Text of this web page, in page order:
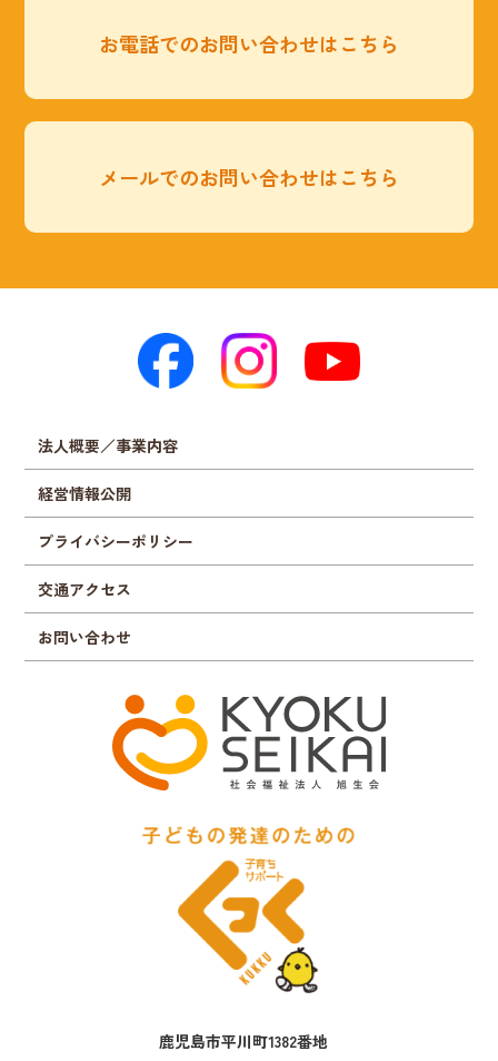
お電話でのお問い合わせはこちら
メールでのお問い合わせはこちら
法人概要／事業内容
経営情報公開
プライバシーポリシー
交通アクセス
お問い合わせ
鹿児島市平川町1382番地